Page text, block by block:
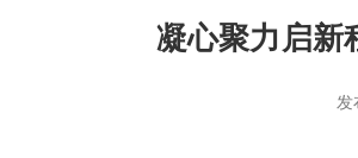
凝心聚力启